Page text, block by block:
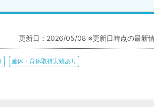
更新日：2026/05/08 ※更新日時点の最新
産休・育休取得実績あり